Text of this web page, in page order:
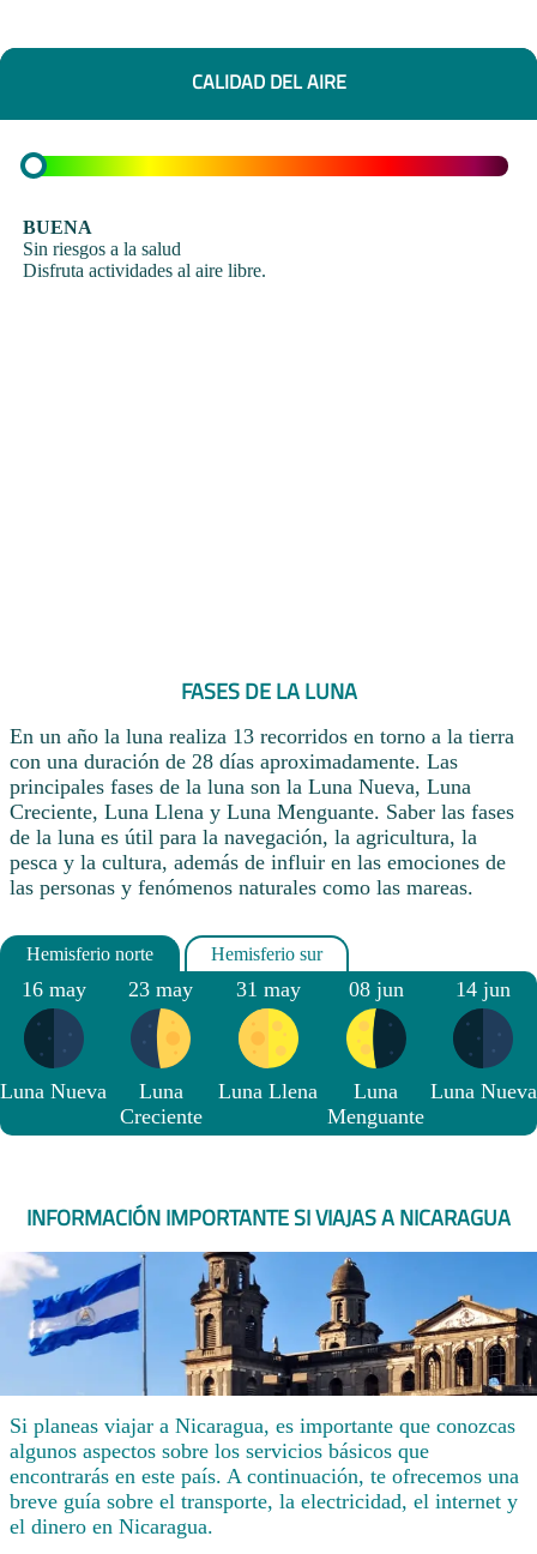
CALIDAD DEL AIRE
BUENA
Sin riesgos a la salud
Disfruta actividades al aire libre.
FASES DE LA LUNA
En un año la luna realiza 13 recorridos en torno a la tierra
con una duración de 28 días aproximadamente. Las
principales fases de la luna son la Luna Nueva, Luna
Creciente, Luna Llena y Luna Menguante. Saber las fases
de la luna es útil para la navegación, la agricultura, la
pesca y la cultura, además de influir en las emociones de
las personas y fenómenos naturales como las mareas.
16 may
Luna Nueva
23 may
Luna
Creciente
31 may
Luna Llena
08 jun
Luna
Menguante
14 jun
Luna Nueva
INFORMACIÓN IMPORTANTE SI VIAJAS A NICARAGUA
Si planeas viajar a Nicaragua, es importante que conozcas
algunos aspectos sobre los servicios básicos que
encontrarás en este país. A continuación, te ofrecemos una
breve guía sobre el transporte, la electricidad, el internet y
el dinero en Nicaragua.